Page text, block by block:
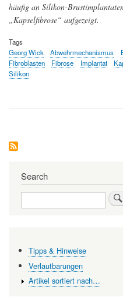
häufig an Silikon-
„Kapselfibrose“ aufgezeigt.
Tags
Georg Wick
Abwehrmechanismus
Fibroblasten
Fibrose Implantat
Silikon
Search
Search
Tipps & Hinweise
Verlautbarungen
Artikel sortiert nach…